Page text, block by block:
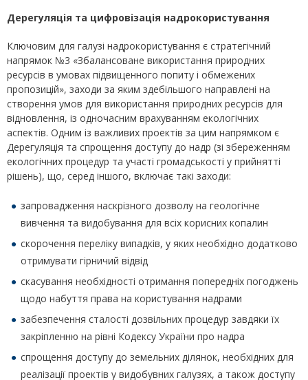
Дерегуляція та цифровізація надрокористування
Ключовим для галузі надрокористування є стратегічний
напрямок №3 «Збалансоване використання природних
ресурсів в умовах підвищенного попиту і обмежених
пропозицій», заходи за яким здебільшого направлені на
створення умов для використання природних ресурсів для
відновлення, із одночасним врахуванням екологічних
аспектів. Одним із важливих проектів за цим напрямком є
Дерегуляція та спрощення доступу до надр (зі збереженням
екологічних процедур та участі громадськості у прийнятті
рішень), що, серед іншого, включає такі заходи:
запровадження наскрізного дозволу на геологічне
вивчення та видобування для всіх корисних копалин
скорочення переліку випадків, у яких необхідно додатково
отримувати гірничий відвід
скасування необхідності отримання попередніх погоджень
щодо набуття права на користування надрами
забезпечення сталості дозвільних процедур завдяки їх
закріпленню на рівні Кодексу України про надра
спрощення доступу до земельних ділянок, необхідних для
реалізації проектів у видобувних галузях, а також доступу